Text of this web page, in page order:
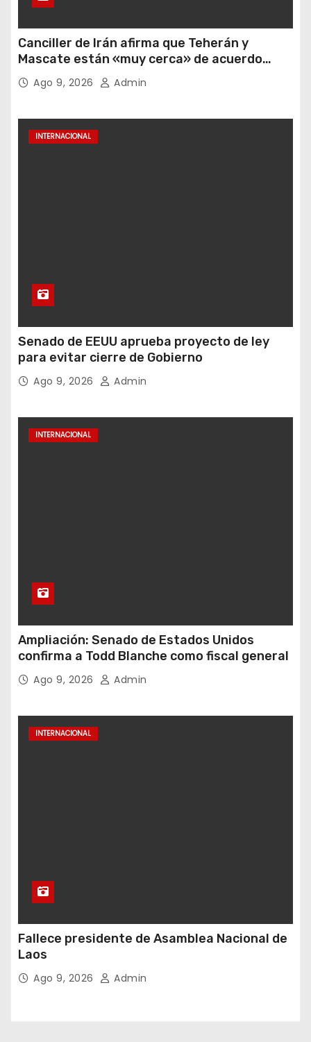
Canciller de Irán afirma que Teherán y
Mascate están «muy cerca» de acuerdo
sobre ruta temporal en estrecho de Ormuz
Ago 9, 2026 Admin
INTERNACIONAL
Senado de EEUU aprueba proyecto de ley
para evitar cierre de Gobierno
Ago 9, 2026 Admin
INTERNACIONAL
Ampliación: Senado de Estados Unidos
confirma a Todd Blanche como fiscal general
Ago 9, 2026 Admin
INTERNACIONAL
Fallece presidente de Asamblea Nacional de
Laos
Ago 9, 2026 Admin